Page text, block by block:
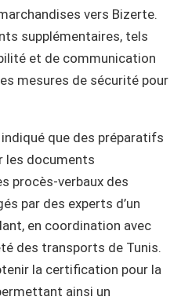
vers Bizerte.
supplémentaires, tels
et de communication
mesures de sécurité pour
que des préparatifs
les documents
procès-verbaux des
par des experts d’un
en coordination avec
des transports de Tunis.
la certification pour la
ainsi un